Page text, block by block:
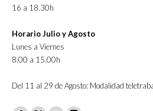
16 a 18.30h
Horario Julio y Agosto
Lunes a Viernes
8.00 a 15.00h
Del 11 al 29 de Agosto: Modalidad